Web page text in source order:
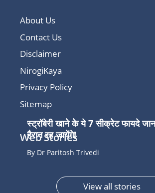
About Us
Contact Us
Disclaimer
NirogiKaya
Privacy Policy
Sitemap
Web Stories
स्ट्रॉबेरी खाने के ये 7 सीक्रेट फायदे
हैरान रह जायेंगे!
By Dr Paritosh Trivedi
View all stories